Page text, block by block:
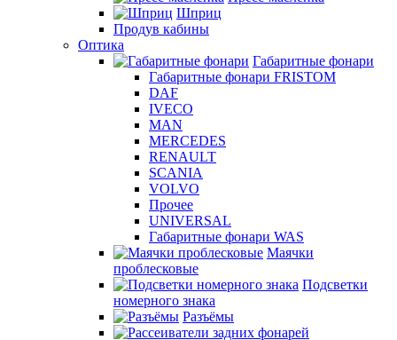
Шприц
Продув кабины
Оптика
Габаритные фонари
Габаритные фонари FRISTOM
DAF
IVECO
MAN
MERCEDES
RENAULT
SCANIA
VOLVO
Прочее
UNIVERSAL
Габаритные фонари WAS
Маячки
проблесковые
Подсветки
номерного знака
Разъёмы